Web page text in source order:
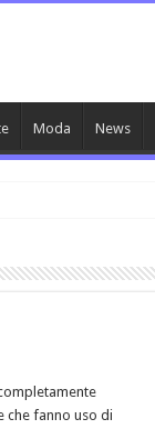
Moda News
che fanno uso di